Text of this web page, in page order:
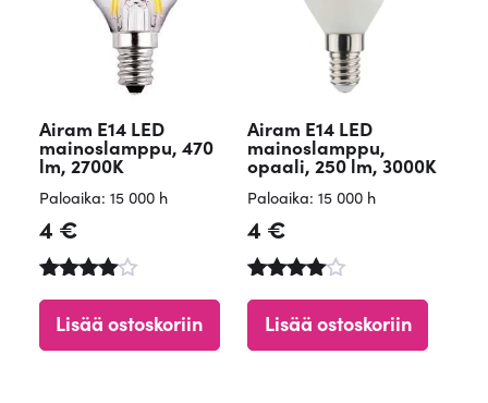
Airam E14 LED
mainoslamppu, 470
lm, 2700K
Paloaika: 15 000 h
4 €
tuotteesta
4.67
Lisää ostoskoriin
Airam E14 LED
mainoslamppu,
opaali, 250 lm, 3000K
Paloaika: 15 000 h
4 €
tuotteest
4.61
Lisää ostoskoriin